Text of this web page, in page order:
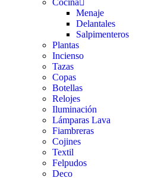
Cocina
Menaje
Delantales
Salpimenteros
Plantas
Incienso
Tazas
Copas
Botellas
Relojes
Iluminación
Lámparas Lava
Fiambreras
Cojines
Textil
Felpudos
Deco